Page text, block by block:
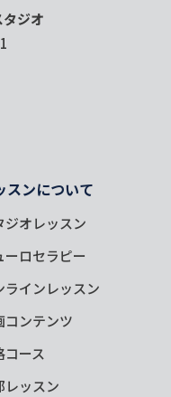
タジオ
スンについて
ジオレッスン
ーロセラピー
ラインレッスン
コンテンツ
コース
レッスン